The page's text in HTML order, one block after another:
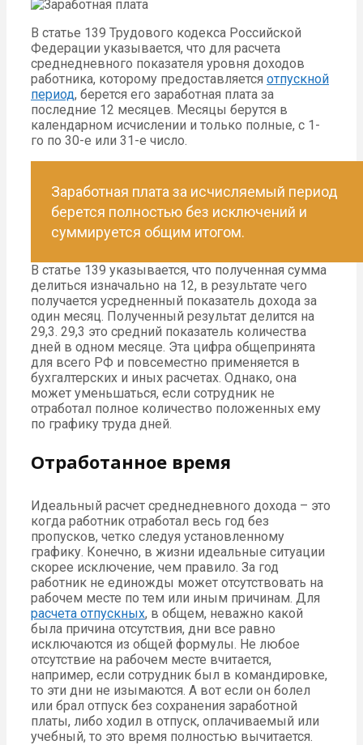
В статье 139 Трудового кодекса Российской
Федерации указывается, что для расчета
среднедневного показателя уровня доходов
работника, которому предоставляется отпускной
период, берется его заработная плата за
последние 12 месяцев. Месяцы берутся в
календарном исчислении и только полные, с 1-
го по 30-е или 31-е число.
Заработная плата за исчисляемый период
берется полностью без исключений и
суммируется общим итогом.
В статье 139 указывается, что полученная сумма
делиться изначально на 12, в результате чего
получается усредненный показатель дохода за
один месяц. Полученный результат делится на
29,3. 29,3 это средний показатель количества
дней в одном месяце. Эта цифра общепринята
для всего РФ и повсеместно применяется в
бухгалтерских и иных расчетах. Однако, она
может уменьшаться, если сотрудник не
отработал полное количество положенных ему
по графику труда дней.
Отработанное время
Идеальный расчет среднедневного дохода – это
когда работник отработал весь год без
пропусков, четко следуя установленному
графику. Конечно, в жизни идеальные ситуации
скорее исключение, чем правило. За год
работник не единожды может отсутствовать на
рабочем месте по тем или иным причинам. Для
расчета отпускных, в общем, неважно какой
была причина отсутствия, дни все равно
исключаются из общей формулы. Не любое
отсутствие на рабочем месте вчитается,
например, если сотрудник был в командировке,
то эти дни не изымаются. А вот если он болел
или брал отпуск без сохранения заработной
платы, либо ходил в отпуск, оплачиваемый или
учебный, то это время полностью вычитается.